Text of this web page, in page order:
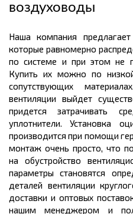
воздуховоды
Наша компания
которые равномерно
по системе и при этом не
Купить их можно по
сопутствующих
вентиляции выйдет
придется затрачивать
уплотнители. Установка
производится при помощи
монтаж очень просто, что
на обустройство
параметры становятся
деталей вентиляции
доставки и оптовых
нашим менеджером и